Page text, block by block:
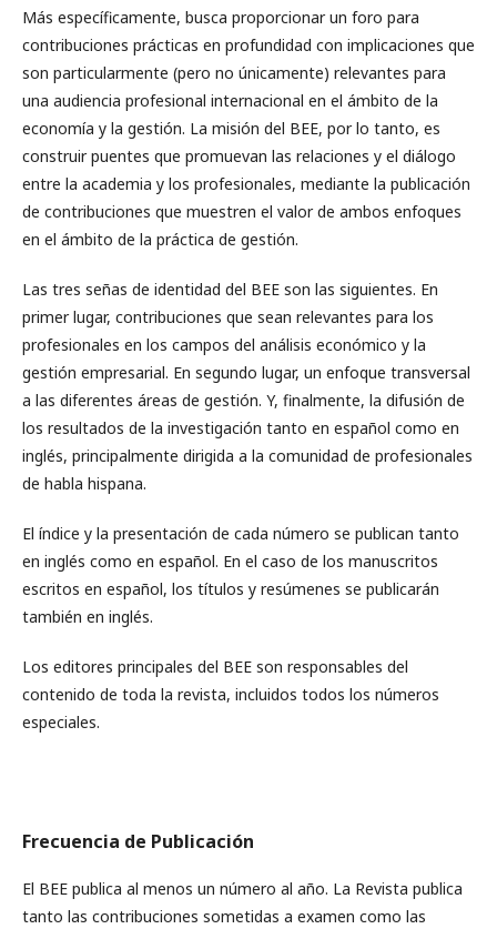
Más específicamente, busca proporcionar un foro para
contribuciones prácticas en profundidad con implicaciones que
son particularmente (pero no únicamente) relevantes para
una audiencia profesional internacional en el ámbito de la
economía y la gestión. La misión del BEE, por lo tanto, es
construir puentes que promuevan las relaciones y el diálogo
entre la academia y los profesionales, mediante la publicación
de contribuciones que muestren el valor de ambos enfoques
en el ámbito de la práctica de gestión.
Las tres señas de identidad del BEE son las siguientes. En
primer lugar, contribuciones que sean relevantes para los
profesionales en los campos del análisis económico y la
gestión empresarial. En segundo lugar, un enfoque transversal
a las diferentes áreas de gestión. Y, finalmente, la difusión de
los resultados de la investigación tanto en español como en
inglés, principalmente dirigida a la comunidad de profesionales
de habla hispana.
El índice y la presentación de cada número se publican tanto
en inglés como en español. En el caso de los manuscritos
escritos en español, los títulos y resúmenes se publicarán
también en inglés.
Los editores principales del BEE son responsables del
contenido de toda la revista, incluidos todos los números
especiales.
Frecuencia de Publicación
El BEE publica al menos un número al año. La Revista publica
tanto las contribuciones sometidas a examen como las